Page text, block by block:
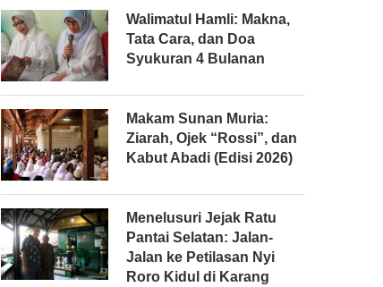
Walimatul Hamli: Makna,
Tata Cara, dan Doa
Syukuran 4 Bulanan
Makam Sunan Muria:
Ziarah, Ojek “Rossi”, dan
Kabut Abadi (Edisi 2026)
Menelusuri Jejak Ratu
Pantai Selatan: Jalan-
Jalan ke Petilasan Nyi
Roro Kidul di Karang